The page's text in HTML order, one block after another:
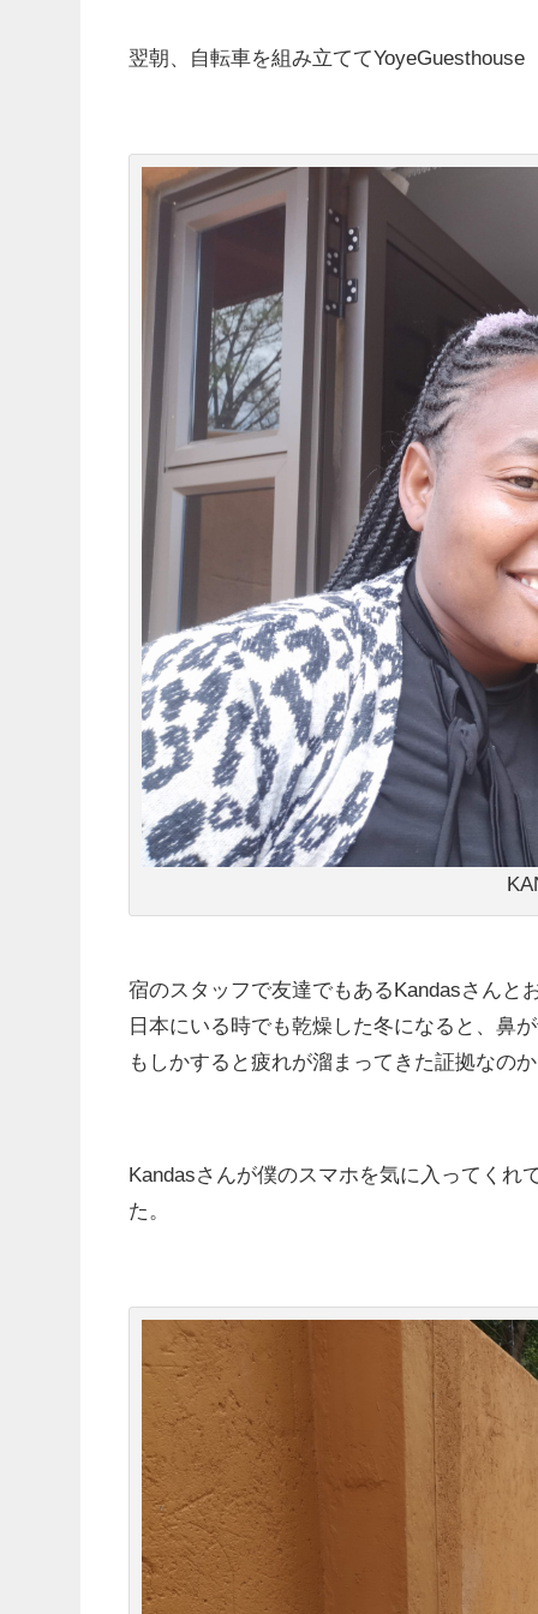
翌朝、自転車を組み立ててYoyeGuesthouse
宿のスタッフで友達でもあるKandasさんと
日本にいる時でも乾燥した冬になると、鼻
もしかすると疲れが溜まってきた証拠なの
Kandasさんが僕のスマホを気に入ってくれ
た。